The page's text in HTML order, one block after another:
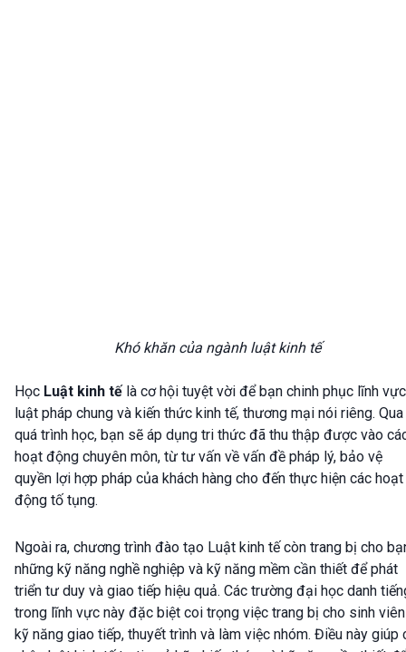
Khó khăn của ngành luật kinh tế
Học Luật kinh tế là cơ hội tuyệt vời để bạn chinh phục lĩnh vực
luật pháp chung và kiến thức kinh tế, thương mại nói riêng. Qua
quá trình học, bạn sẽ áp dụng tri thức đã thu thập được vào
hoạt động chuyên môn, từ tư vấn về vấn đề pháp lý, bảo vệ
quyền lợi hợp pháp của khách hàng cho đến thực hiện các hoạt
động tố tụng.
Ngoài ra, chương trình đào tạo Luật kinh tế còn trang bị cho
những kỹ năng nghề nghiệp và kỹ năng mềm cần thiết để phát
triển tư duy và giao tiếp hiệu quả. Các trường đại học danh
trong lĩnh vực này đặc biệt coi trọng việc trang bị cho sinh viên
kỹ năng giao tiếp, thuyết trình và làm việc nhóm. Điều này giúp